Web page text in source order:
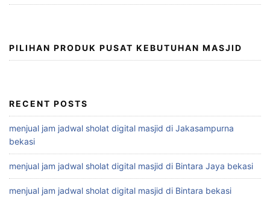
PILIHAN PRODUK PUSAT KEBUTUHAN MASJID
RECENT POSTS
menjual jam jadwal sholat digital masjid di Jakasampurna
bekasi
menjual jam jadwal sholat digital masjid di Bintara Jaya bekasi
menjual jam jadwal sholat digital masjid di Bintara bekasi